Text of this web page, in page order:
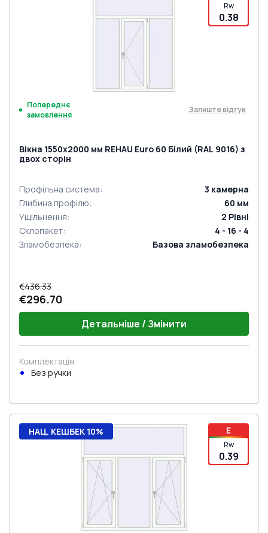
Rw
0.38
Попереднє
замовлення
Залиште відгук
Вікна 1550x2000 мм REHAU Euro 60 Білий (RAL 9016) з
двох сторін
Профільна система: 3 камерна
Глибина профілю: 60 мм
Ущільнення: 2 Рівні
Склопакет:
4 - 16 - 4
Зламобезпека: Базова зламобезпека
€436.33
€296.70
Детальніше / Змінити
Комплектація
Без ручки
E
Rw
0.39
НАЦ. КЕШБЕК 10%